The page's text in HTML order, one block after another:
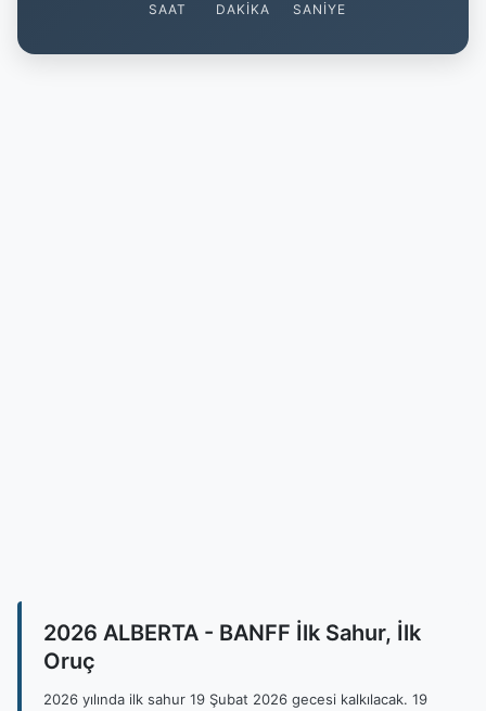
SAAT DAKIKA SANIYE
2026 ALBERTA - BANFF İlk Sahur, İlk
Oruç
2026 yılında ilk sahur 19 Şubat 2026 gecesi kalkılacak. 19